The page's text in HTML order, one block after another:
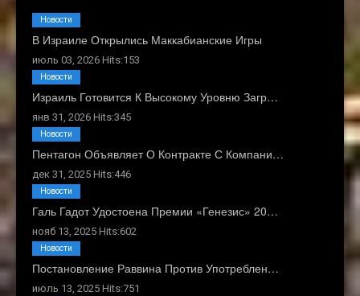
В Израиле Открылись Маккабианские Игры
июль 03, 2026 Hits:153
Новости
Израиль Готовится К Высокому Уровню Загр…
янв 31, 2026 Hits:345
Новости
Пентагон Объявляет О Контракте С Компани…
дек 31, 2025 Hits:446
Новости
Галь Гадот Удостоена Премии «Генезис» 20…
нояб 13, 2025 Hits:602
Новости
Постановление Раввина Против Употреблен…
июль 13, 2025 Hits:751
Новости